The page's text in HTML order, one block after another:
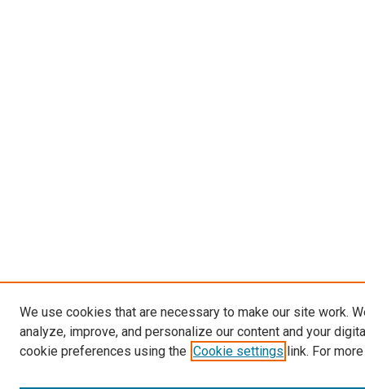
We use cookies that are necessary to make our site work.
analyze, improve, and personalize our content and your
cookie preferences using the Cookie settings link. For